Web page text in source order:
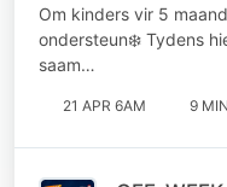
Om kinders vir 5
ondersteun❄️ Tydens
saam…
21 APR 6AM 9 MIN